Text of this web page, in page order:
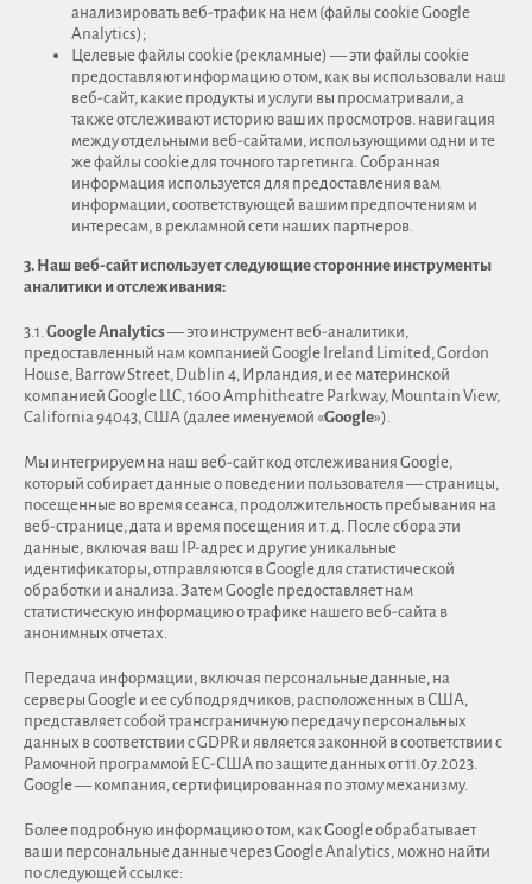
анализировать веб-трафик на нем (файлы cookie Google
Analytics);
Целевые файлы cookie (рекламные) — эти файлы cookie
предоставляют информацию о том, как вы использовали наш
веб-сайт, какие продукты и услуги вы просматривали, а
также отслеживают историю ваших просмотров. навигация
между отдельными веб-сайтами, использующими одни и те
же файлы cookie для точного таргетинга. Собранная
информация используется для предоставления вам
информации, соответствующей вашим предпочтениям и
интересам, в рекламной сети наших партнеров.
3. Наш веб-сайт использует следующие сторонние инструменты
аналитики и отслеживания:
3.1.Google Analytics— это инструмент веб-аналитики,
предоставленный нам компанией Google Ireland Limited, Gordon
House, Barrow Street, Dublin 4, Ирландия, и ее материнской
компанией Google LLC, 1600 Amphitheatre Parkway, Mountain View,
California 94043, США (далее именуемой «Google»).
Мы интегрируем на наш веб-сайт код отслеживания Google,
который собирает данные о поведении пользователя — страницы,
посещенные во время сеанса, продолжительность пребывания на
веб-странице, дата и время посещения и т. д. После сбора эти
данные, включая ваш IP-адрес и другие уникальные
идентификаторы, отправляются в Google для статистической
обработки и анализа. Затем Google предоставляет нам
статистическую информацию о трафике нашего веб-сайта в
анонимных отчетах.
Передача информации, включая персональные данные, на
серверы Google и ее субподрядчиков, расположенных в США,
представляет собой трансграничную передачу персональных
данных в соответствии с GDPR и является законной в соответствии с
Рамочной программой ЕС-США по защите данных от 11.07.2023.
Google — компания, сертифицированная по этому механизму.
Более подробную информацию о том, как Google обрабатывает
ваши персональные данные через Google Analytics, можно найти
по следующей ссылке: